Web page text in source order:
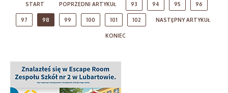
START POPRZEDNI ARTYKUŁ 93 94 95 96
97 98 99 100 101 102 NASTĘPNY ARTYKUŁ
KONIEC